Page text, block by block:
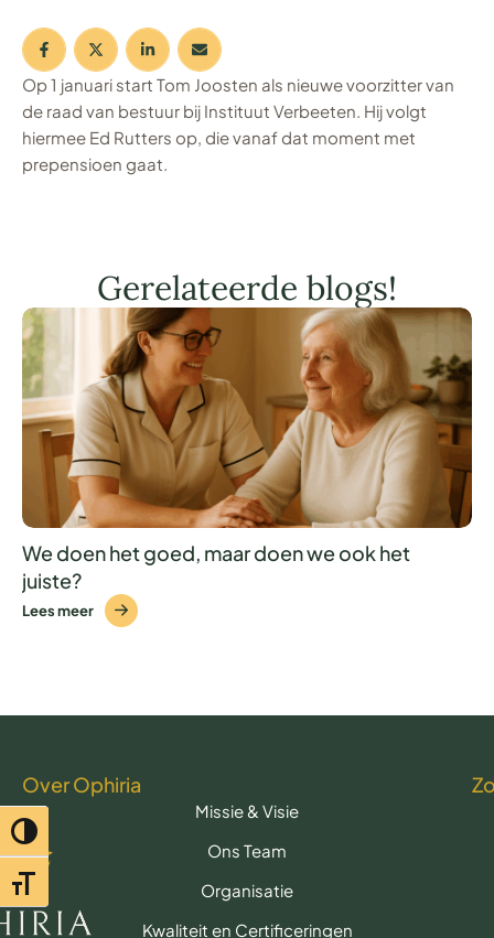
Toggle hoog contrast
Toggle lettertypegrootte
Op 1 januari start Tom Joosten als nieuwe voorzitter van
de raad van bestuur bij Instituut Verbeeten. Hij volgt
hiermee Ed Rutters op, die vanaf dat moment met
prepensioen gaat.
Gerelateerde blogs!
We doen het goed, maar doen we ook het
juiste?
Lees meer
Over Ophiria
Missie & Visie
Ons Team
Organisatie
Kwaliteit en Certificeringen